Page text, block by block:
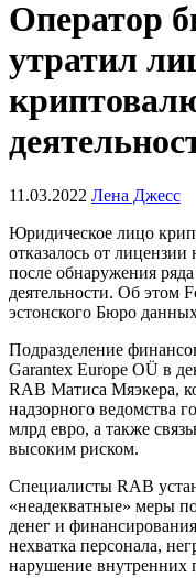
Оператор
утратил
11.03.2022 Лена Джесс
Юридическое лицо
отказалось от
после обнаружения
деятельности. Об этом
эстонского Бюро
Подразделение
Garantex Europe OÜ в
RAB Матиса Мяэкера,
надзорного ведомства
млрд евро, а также
высоким риском.
Специалисты RAB
«неадекватные» меры
денег и
нехватка персонала,
нарушение внутренних